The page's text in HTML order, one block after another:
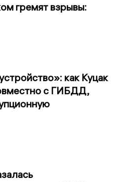
гремят взрывы:
как Куцак
с ГИБДД,